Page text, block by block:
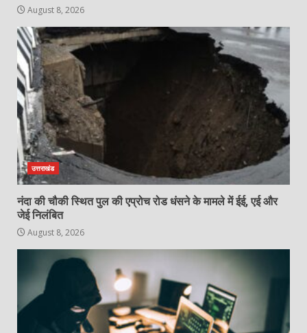
August 8, 2026
उत्तराखंड
नंदा की चौकी स्थित पुल की एप्रोच रोड धंसने के मामले में ईई, एई और
जेई निलंबित
August 8, 2026